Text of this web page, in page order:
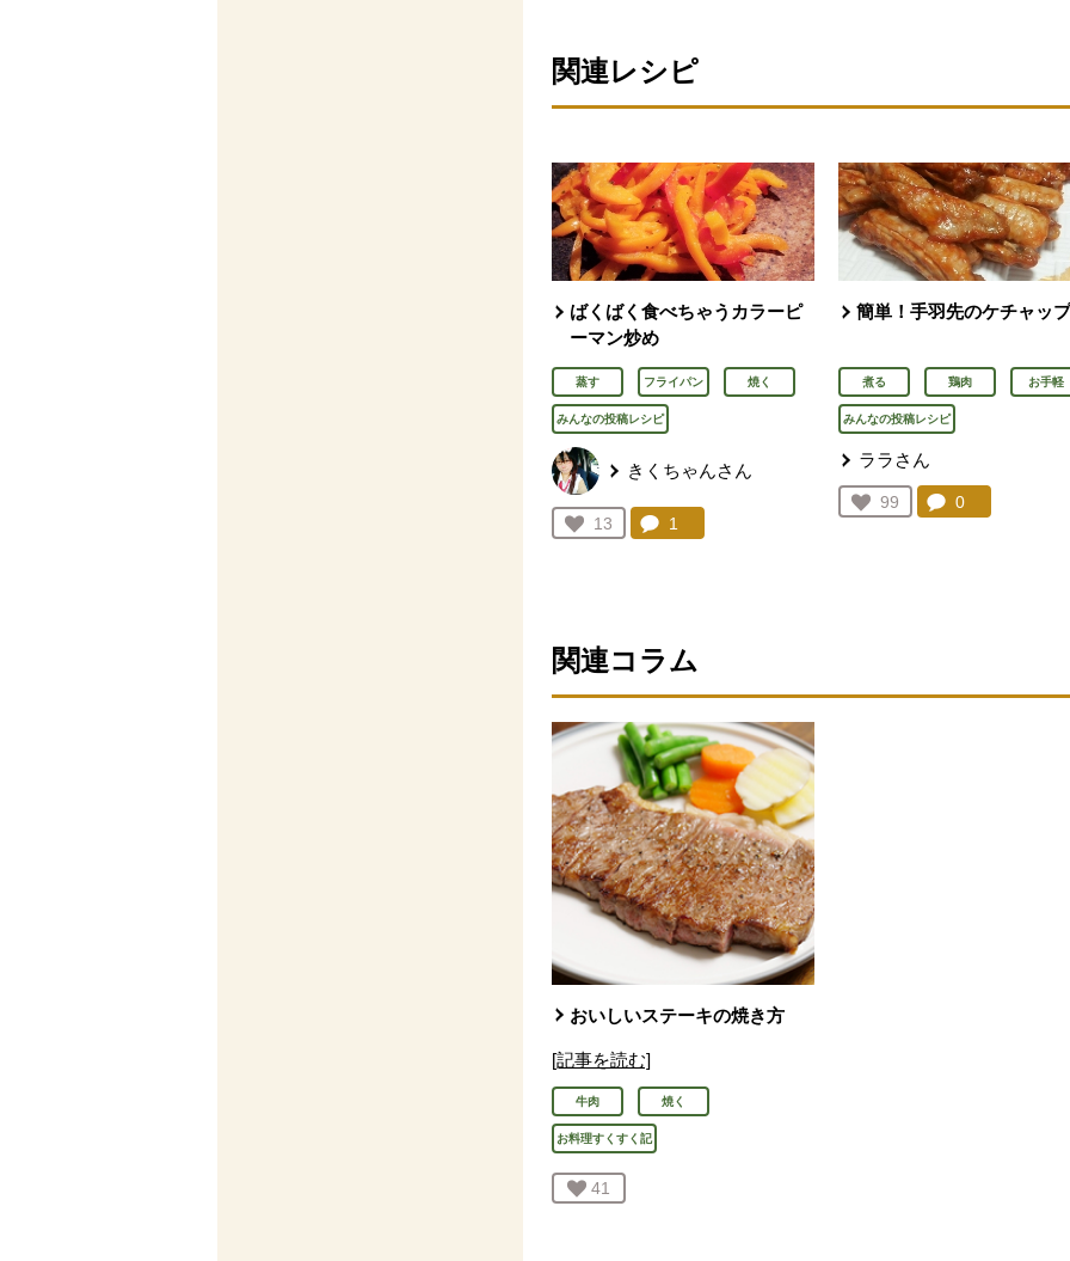
関連レシピ
ばくばく食べちゃうカラーピ
ーマン炒め
蒸す フライパン 焼く
みんなの投稿レシピ
きくちゃんさん
お気に入り登録：
13
人が登録
コメント：
1 件。コメントを見る。
簡単！手羽先のケチャッ
煮る 鶏肉 お手軽
みんなの投稿レシピ
ララさん
お気に入り登録：
99
人が登録
コメント：
0件。コメント
関連コラム
おいしいステーキの焼き方
[記事を読む]
牛肉 焼く
お料理すくすく記
お気に入り登録：
41